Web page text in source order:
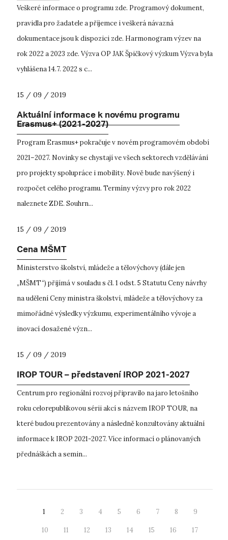
Veškeré informace o programu zde. Programový dokument,
pravidla pro žadatele a příjemce i veškerá návazná
dokumentace jsou k dispozici zde. Harmonogram výzev na
rok 2022 a 2023 zde. Výzva OP JAK Špičkový výzkum Výzva byla
vyhlášena 14.7. 2022 s c...
15 / 09 / 2019
Aktuální informace k novému programu
Erasmus+ (2021-2027)
Program Erasmus+ pokračuje v novém programovém období
2021–2027. Novinky se chystají ve všech sektorech vzdělávání
pro projekty spolupráce i mobility. Nově bude navýšený i
rozpočet celého programu. Termíny výzvy pro rok 2022
naleznete ZDE. Souhrn...
15 / 09 / 2019
Cena MŠMT
Ministerstvo školství, mládeže a tělovýchovy (dále jen
„MŠMT“) přijímá v souladu s čl. 1 odst. 5 Statutu Ceny návrhy
na udělení Ceny ministra školství, mládeže a tělovýchovy za
mimořádné výsledky výzkumu, experimentálního vývoje a
inovací dosažené význ...
15 / 09 / 2019
IROP TOUR – představení IROP 2021-2027
Centrum pro regionální rozvoj připravilo na jaro letošního
roku celorepublikovou sérii akcí s názvem IROP TOUR, na
které budou prezentovány a následně konzultovány aktuální
informace k IROP 2021-2027. Více informací o plánovaných
přednáškách a semin...
1 2 3 4 5 6 7 8 9
10 11 12 13 14 15 16 17